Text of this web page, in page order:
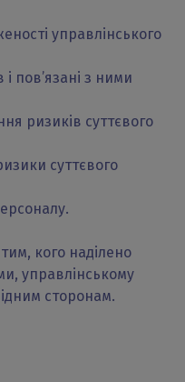
управлінського
пов’язані з ними
ризиків суттєвого
суттєвого
кого наділено
управлінському
сторонам.